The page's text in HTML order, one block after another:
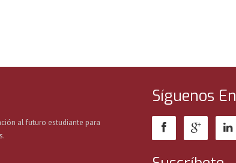
al futuro estudiante para
Síguenos En